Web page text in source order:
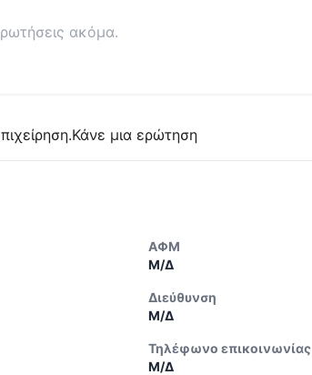
ακόμα.
Κάνε μια ερώτηση
ΑΦΜ
Μ/Δ
Διεύθυνση
Μ/Δ
Τηλέφωνο επικοινωνίας
Μ/Δ